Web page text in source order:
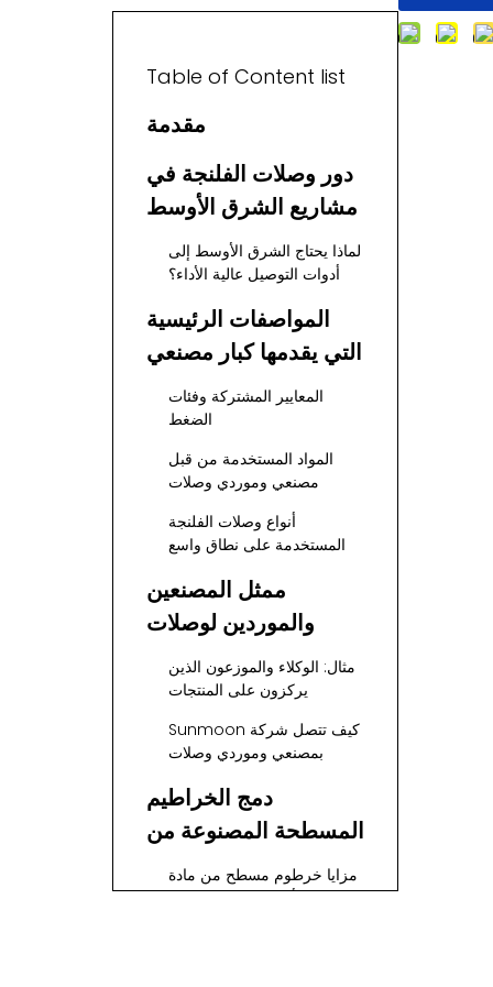
Table of Content list
مقدمة
دور وصلات الفلنجة في
مشاريع الشرق الأوسط
لماذا يحتاج الشرق الأوسط إلى
أدوات التوصيل عالية الأداء؟
المواصفات الرئيسية
التي يقدمها كبار مصنعي
وموردي أدوات التوصيل
ذات الحافة
المعايير المشتركة وفئات
الضغط
المواد المستخدمة من قبل
مصنعي وموردي وصلات
أنواع وصلات الفلنجة
المستخدمة على نطاق واسع
ممثل المصنعين
والموردين لوصلات
الفلنجة في الشرق
الأوسط
مثال: الوكلاء والموزعون الذين
يركزون على المنتجات
كيف تتصل شركة Sunmoon
بمصنعي وموردي وصلات
دمج الخراطيم
المسطحة المصنوعة من
مادة TPU مع وصلات
الفلنجة
مزايا خرطوم مسطح من مادة
TPU وأنظمة اقتران الحافة